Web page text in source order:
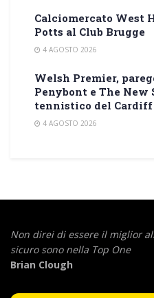
Calciomercato West
Potts al Club Brugge
4 AGOSTO 2026
Welsh Premier,
Penybont e The New
tennistico del
4 AGOSTO 2026
Non direi di essere il miglior
sicuro sono nella Top One
Brian Clough